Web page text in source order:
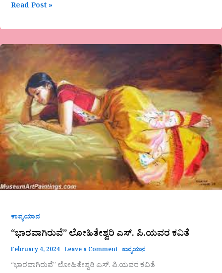
Read Post »
ಕಾವ್ಯಯಾನ
“ಭಾರವಾಗಿರುವೆ” ಲೋಹಿತೇಶ್ವರಿ ಎಸ್. ಪಿ.ಯವರ ಕವಿತೆ
February 4, 2024 Leave a Comment ಕಾವ್ಯಯಾನ
“ಭಾರವಾಗಿರುವೆ” ಲೋಹಿತೇಶ್ವರಿ ಎಸ್. ಪಿ.ಯವರ ಕವಿತೆ
“ಭಾರವಾಗಿರುವೆ”
ಲೋಹಿತೇಶ್ವರಿ
ಎಸ್.
ಪಿ.ಯವರ
ಕವಿತೆ